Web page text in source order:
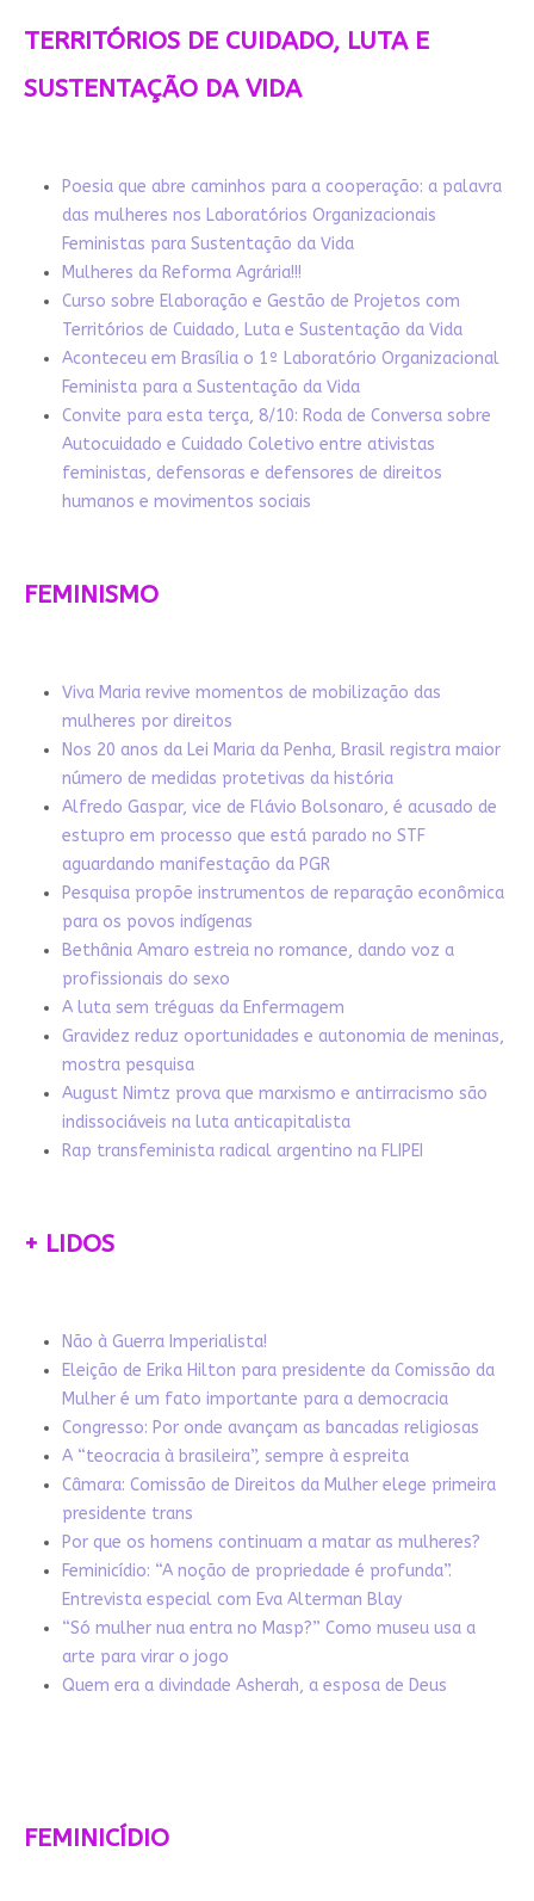
TERRITÓRIOS DE CUIDADO, LUTA E
SUSTENTAÇÃO DA VIDA
Poesia que abre caminhos para a cooperação: a palavra
das mulheres nos Laboratórios Organizacionais
Feministas para Sustentação da Vida
Mulheres da Reforma Agrária!!!
Curso sobre Elaboração e Gestão de Projetos com
Territórios de Cuidado, Luta e Sustentação da Vida
Aconteceu em Brasília o 1º Laboratório Organizacional
Feminista para a Sustentação da Vida
Convite para esta terça, 8/10: Roda de Conversa sobre
Autocuidado e Cuidado Coletivo entre ativistas
feministas, defensoras e defensores de direitos
humanos e movimentos sociais
FEMINISMO
Viva Maria revive momentos de mobilização das
mulheres por direitos
Nos 20 anos da Lei Maria da Penha, Brasil registra maior
número de medidas protetivas da história
Alfredo Gaspar, vice de Flávio Bolsonaro, é acusado de
estupro em processo que está parado no STF
aguardando manifestação da PGR
Pesquisa propõe instrumentos de reparação econômica
para os povos indígenas
Bethânia Amaro estreia no romance, dando voz a
profissionais do sexo
A luta sem tréguas da Enfermagem
Gravidez reduz oportunidades e autonomia de meninas,
mostra pesquisa
August Nimtz prova que marxismo e antirracismo são
indissociáveis na luta anticapitalista
Rap transfeminista radical argentino na FLIPEI
+ LIDOS
Não à Guerra Imperialista!
Eleição de Erika Hilton para presidente da Comissão da
Mulher é um fato importante para a democracia
Congresso: Por onde avançam as bancadas religiosas
A “teocracia à brasileira”, sempre à espreita
Câmara: Comissão de Direitos da Mulher elege primeira
presidente trans
Por que os homens continuam a matar as mulheres?
Feminicídio: “A noção de propriedade é profunda”.
Entrevista especial com Eva Alterman Blay
“Só mulher nua entra no Masp?” Como museu usa a
arte para virar o jogo
Quem era a divindade Asherah, a esposa de Deus
FEMINICÍDIO